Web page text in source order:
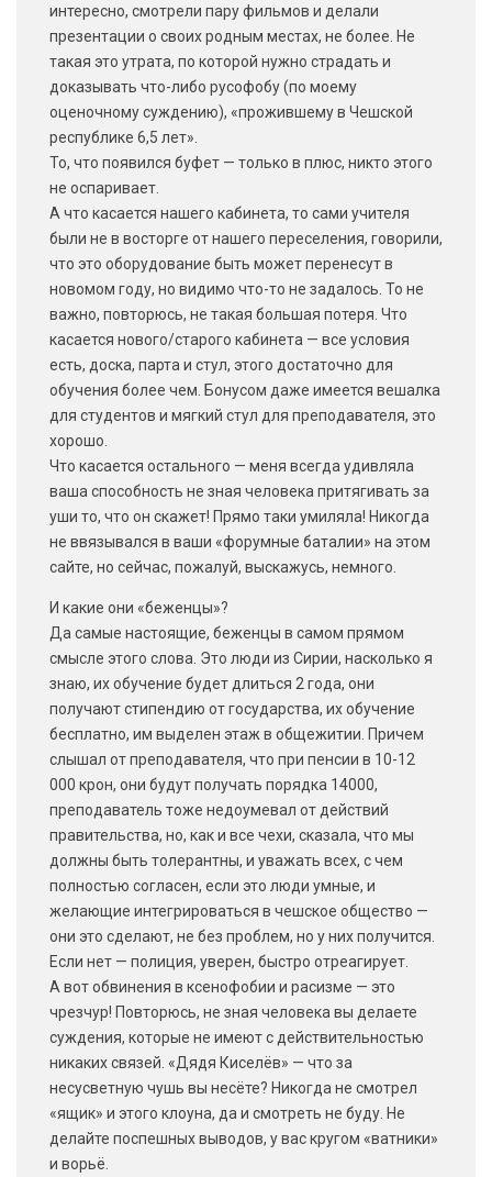
интересно, смотрели пару фильмов и делали
презентации о своих родным местах, не более. Не
такая это утрата, по которой нужно страдать и
доказывать что-либо русофобу (по моему
оценочному суждению), «прожившему в Чешской
республике 6,5 лет».
То, что появился буфет — только в плюс, никто этого
не оспаривает.
А что касается нашего кабинета, то сами учителя
были не в восторге от нашего переселения, говорили,
что это оборудование быть может перенесут в
новомом году, но видимо что-то не задалось. То не
важно, повторюсь, не такая большая потеря. Что
касается нового/старого кабинета — все условия
есть, доска, парта и стул, этого достаточно для
обучения более чем. Бонусом даже имеется вешалка
для студентов и мягкий стул для преподавателя, это
хорошо.
Что касается остального — меня всегда удивляла
ваша способность не зная человека притягивать за
уши то, что он скажет! Прямо таки умиляла! Никогда
не ввязывался в ваши «форумные баталии» на этом
сайте, но сейчас, пожалуй, выскажусь, немного.
И какие они «беженцы»?
Да самые настоящие, беженцы в самом прямом
смысле этого слова. Это люди из Сирии, насколько я
знаю, их обучение будет длиться 2 года, они
получают стипендию от государства, их обучение
бесплатно, им выделен этаж в общежитии. Причем
слышал от преподавателя, что при пенсии в 10-12
000 крон, они будут получать порядка 14000,
преподаватель тоже недоумевал от действий
правительства, но, как и все чехи, сказала, что мы
должны быть толерантны, и уважать всех, с чем
полностью согласен, если это люди умные, и
желающие интегрироваться в чешское общество —
они это сделают, не без проблем, но у них получится.
Если нет — полиция, уверен, быстро отреагирует.
А вот обвинения в ксенофобии и расизме — это
чрезчур! Повторюсь, не зная человека вы делаете
суждения, которые не имеют с действительностью
никаких связей. «Дядя Киселёв» — что за
несусветную чушь вы несёте? Никогда не смотрел
«ящик» и этого клоуна, да и смотреть не буду. Не
делайте поспешных выводов, у вас кругом «ватники»
и ворьё.